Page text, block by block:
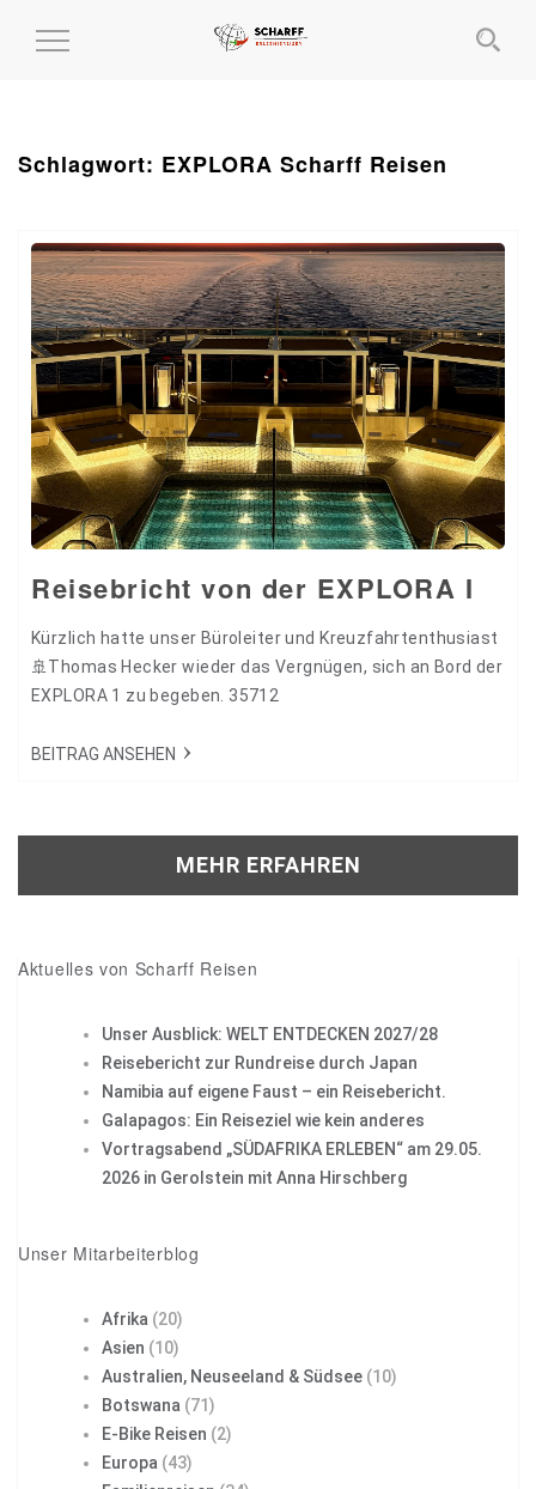
MENÜ
Schlagwort: EXPLORA Scharff Reisen
Reisebricht von der EXPLORA I
Kürzlich hatte unser Büroleiter und Kreuzfahrtenthusiast
🚢Thomas Hecker wieder das Vergnügen, sich an Bord der
EXPLORA 1 zu begeben. 35712
BEITRAG ANSEHEN
MEHR ERFAHREN
Aktuelles von Scharff Reisen
Unser Ausblick: WELT ENTDECKEN 2027/28
Reisebericht zur Rundreise durch Japan
Namibia auf eigene Faust – ein Reisebericht.
Galapagos: Ein Reiseziel wie kein anderes
Vortragsabend „SÜDAFRIKA ERLEBEN“ am 29.05.
2026 in Gerolstein mit Anna Hirschberg
Unser Mitarbeiterblog
Afrika (20)
Asien (10)
Australien, Neuseeland & Südsee (10)
Botswana (71)
E-Bike Reisen (2)
Europa (43)